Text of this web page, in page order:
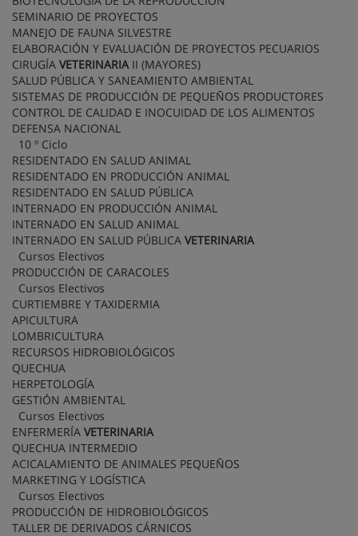
SEMINARIO DE PROYECTOS
MANEJO DE FAUNA SILVESTRE
ELABORACIÓN Y EVALUACIÓN DE PROYECTOS PECUARIOS
CIRUGÍA VETERINARIAII (MAYORES)
SALUD PÚBLICA Y SANEAMIENTO AMBIENTAL
SISTEMAS DE PRODUCCIÓN DE PEQUEÑOS PRODUCTORES
CONTROL DE CALIDAD E INOCUIDAD DE LOS ALIMENTOS
DEFENSA NACIONAL
10 º Ciclo
RESIDENTADO EN SALUD ANIMAL
RESIDENTADO EN PRODUCCIÓN ANIMAL
RESIDENTADO EN SALUD PÚBLICA
INTERNADO EN PRODUCCIÓN ANIMAL
INTERNADO EN SALUD ANIMAL
INTERNADO EN SALUD PÚBLICA VETERINARIA
Cursos Electivos
PRODUCCIÓN DE CARACOLES
Cursos Electivos
CURTIEMBRE Y TAXIDERMIA
APICULTURA
LOMBRICULTURA
RECURSOS HIDROBIOLÓGICOS
QUECHUA
HERPETOLOGÍA
GESTIÓN AMBIENTAL
Cursos Electivos
ENFERMERÍA VETERINARIA
QUECHUA INTERMEDIO
ACICALAMIENTO DE ANIMALES PEQUEÑOS
MARKETING Y LOGÍSTICA
Cursos Electivos
PRODUCCIÓN DE HIDROBIOLÓGICOS
TALLER DE DERIVADOS CÁRNICOS